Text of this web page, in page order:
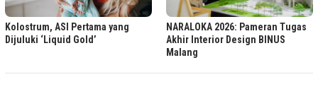
Kolostrum, ASI Pertama yang
Dijuluki ‘Liquid Gold’
NARALOKA 2026: Pameran Tugas
Akhir Interior Design BINUS
Malang